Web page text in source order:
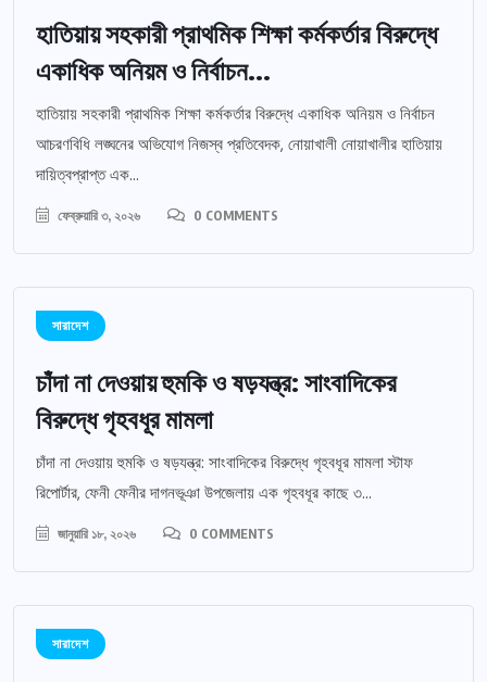
হাতিয়ায় সহকারী প্রাথমিক শিক্ষা কর্মকর্তার বিরুদ্ধে
একাধিক অনিয়ম ও নির্বাচন...
হাতিয়ায় সহকারী প্রাথমিক শিক্ষা কর্মকর্তার বিরুদ্ধে একাধিক অনিয়ম ও নির্বাচন
আচরণবিধি লঙ্ঘনের অভিযোগ নিজস্ব প্রতিবেদক, নোয়াখালী নোয়াখালীর হাতিয়ায়
দায়িত্বপ্রাপ্ত এক...
ফেব্রুয়ারি ৩, ২০২৬ 0 COMMENTS
সারাদেশ
চাঁদা না দেওয়ায় হুমকি ও ষড়যন্ত্র: সাংবাদিকের
বিরুদ্ধে গৃহবধূর মামলা
চাঁদা না দেওয়ায় হুমকি ও ষড়যন্ত্র: সাংবাদিকের বিরুদ্ধে গৃহবধূর মামলা স্টাফ
রিপোর্টার, ফেনী ফেনীর দাগনভূঞা উপজেলায় এক গৃহবধূর কাছে ৩...
জানুয়ারি ১৮, ২০২৬ 0 COMMENTS
সারাদেশ